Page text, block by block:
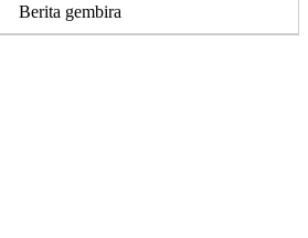
Berita gembira